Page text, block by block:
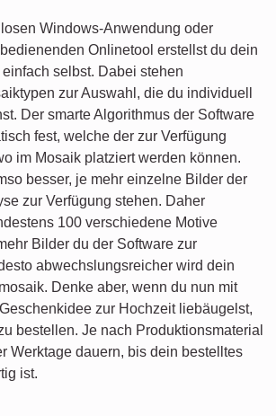
Windows-Anwendung oder
Onlinetool erstellst du dein
selbst. Dabei stehen
zur Auswahl, die du individuell
Der smarte Algorithmus der Software
fest, welche der zur Verfügung
im Mosaik platziert werden können.
besser, je mehr einzelne Bilder der
zur Verfügung stehen. Daher
100 verschiedene Motive
Bilder du der Software zur
abwechslungsreicher wird dein
Denke aber, wenn du nun mit
zur Hochzeit liebäugelst,
bestellen. Je nach Produktionsmaterial
Werktage dauern, bis dein bestelltes
ist.